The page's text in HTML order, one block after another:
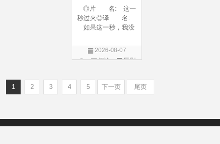
◎片 名: 这一
秒过火◎译 名:
如果这一秒，我没
年 代: 2026◎
产 地: 中国大
汉语普通话◎上映
2026-08-07
评论
国剧
1 2 3 4 5 下一页 尾页